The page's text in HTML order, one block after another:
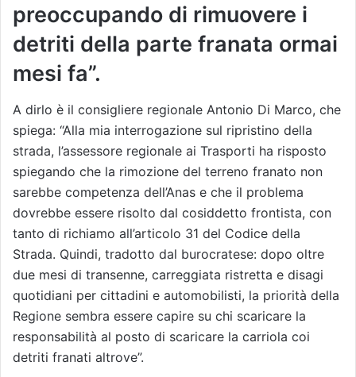
preoccupando di rimuovere i
detriti della parte franata ormai
mesi fa”.
A dirlo è il consigliere regionale Antonio Di Marco, che
spiega: “Alla mia interrogazione sul ripristino della
strada, l’assessore regionale ai Trasporti ha risposto
spiegando che la rimozione del terreno franato non
sarebbe competenza dell’Anas e che il problema
dovrebbe essere risolto dal cosiddetto frontista, con
tanto di richiamo all’articolo 31 del Codice della
Strada. Quindi, tradotto dal burocratese: dopo oltre
due mesi di transenne, carreggiata ristretta e disagi
quotidiani per cittadini e automobilisti, la priorità della
Regione sembra essere capire su chi scaricare la
responsabilità al posto di scaricare la carriola coi
detriti franati altrove”.